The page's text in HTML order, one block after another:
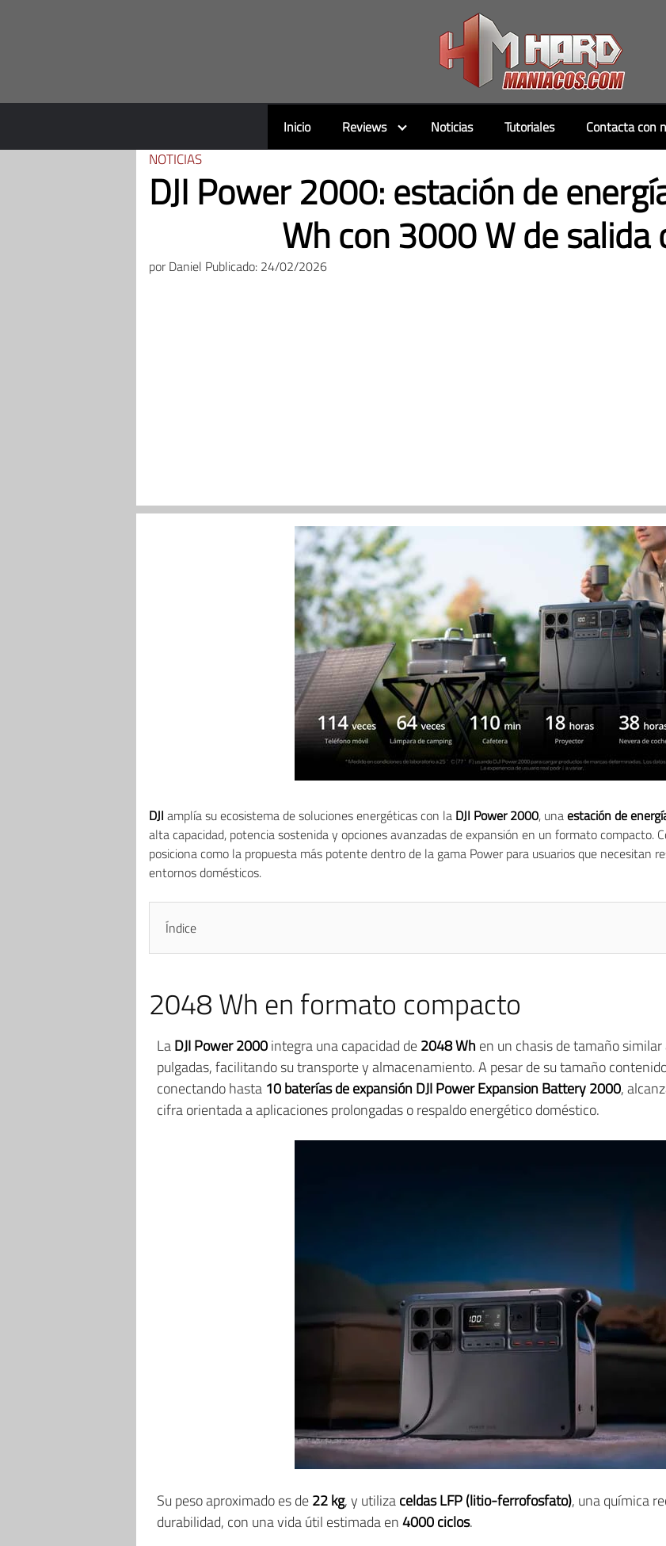
Inicio Reviews Noticias Tutoriales Contacta con
NOTICIAS
DJI Power 2000: estación de
Wh con 3000 W de salida
porDaniel Publicado: 24/02/2026
DJI amplía su ecosistema de soluciones energéticas con la DJI Power 2000, unaestación de
alta capacidad, potencia sostenida y opciones avanzadas de expansión en un formato compacto.
posiciona como la propuesta más potente dentro de la gama Power para usuarios que necesitan
entornos domésticos.
Índice
2048 Wh en formato compacto
LaDJI Power 2000integra una capacidad de2048 Wh en un chasis de tamaño
pulgadas, facilitando su transporte y almacenamiento. A pesar de su tamaño
conectando hasta 10 baterías de expansión DJI Power Expansion Battery 2000,
cifra orientada a aplicaciones prolongadas o respaldo energético doméstico.
Su peso aproximado es de22 kg, y utilizaceldas LFP (litio-ferrofosfato), una química
durabilidad, con una vida útil estimada en4000 ciclos.